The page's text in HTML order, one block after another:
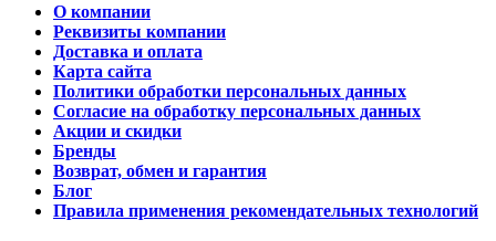
О компании
Реквизиты компании
Доставка и оплата
Карта сайта
Политики обработки персональных данных
Согласие на обработку персональных данных
Акции и скидки
Бренды
Возврат, обмен и гарантия
Блог
Правила применения рекомендательных технологий